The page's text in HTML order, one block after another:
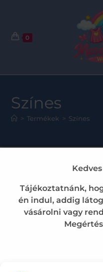
0
Színes
> Termékek > Színes
Bezárás
Alkalmaz
Tájékoztatnánk,
én indul, addig
vásárolni vagy